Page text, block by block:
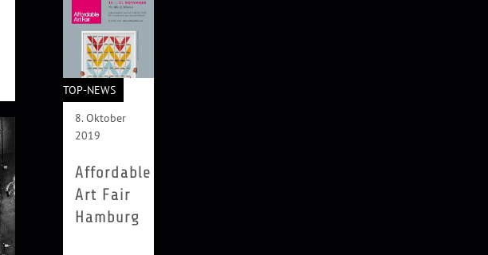
TOP-NEWS
8. Oktober
2019
Affordable
Art Fair
Hamburg